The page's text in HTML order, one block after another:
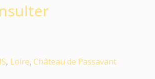
, Loire, Château de Passavant